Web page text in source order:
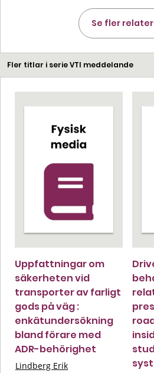
Se fler
Fler titlar i serie VTI meddelande
Uppfattningar om
säkerheten vid
transporter av farligt
gods på väg :
enkätundersökning
bland förare med
ADR-behörighet
Lindberg Erik